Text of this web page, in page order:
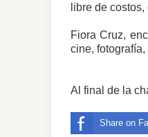
libre de
Fiora Cruz,
cine,
Al final de la
Share on